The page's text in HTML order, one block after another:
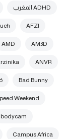
ADHD المغرب
AFZI
AM3D
AMD
ANVR
Bad Bunny
Weekend
bodycam
Campus Africa